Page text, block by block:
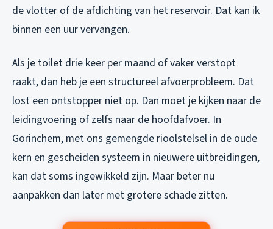
de vlotter of de afdichting van het reservoir. Dat kan ik
binnen een uur vervangen.
Als je toilet drie keer per maand of vaker verstopt
raakt, dan heb je een structureel afvoerprobleem. Dat
lost een ontstopper niet op. Dan moet je kijken naar de
leidingvoering of zelfs naar de hoofdafvoer. In
Gorinchem, met ons gemengde rioolstelsel in de oude
kern en gescheiden systeem in nieuwere uitbreidingen,
kan dat soms ingewikkeld zijn. Maar beter nu
aanpakken dan later met grotere schade zitten.